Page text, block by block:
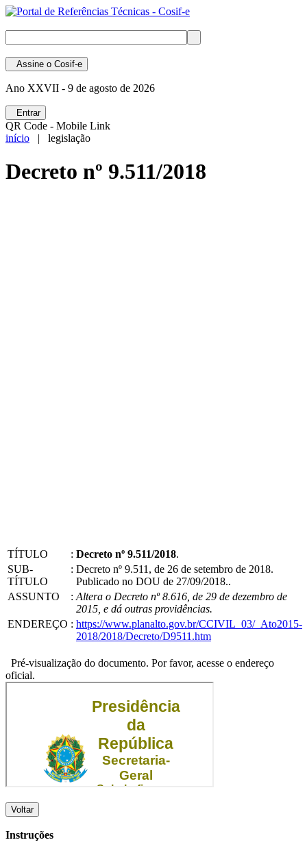
Assine o Cosif-e
Ano XXVII - 9 de agosto de 2026
Entrar
QR Code - Mobile Link
início | legislação
Decreto nº 9.511/2018
TÍTULO : Decreto nº 9.511/2018.
SUB-
TÍTULO
: Decreto nº 9.511, de 26 de setembro de 2018.
Publicado no DOU de 27/09/2018..
ASSUNTO
: Altera o Decreto nº 8.616, de 29 de dezembro de
2015, e dá outras providências.
ENDEREÇO : https://www.planalto.gov.br/CCIVIL_03/_Ato2015-
2018/2018/Decreto/D9511.htm
Pré-visualização do documento. Por favor, acesse o endereço
oficial.
Voltar
Instruções